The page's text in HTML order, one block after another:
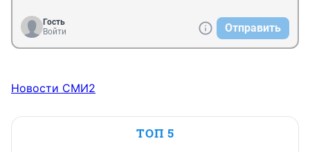
Гость
Войти
Отправить
Новости СМИ2
ТОП 5